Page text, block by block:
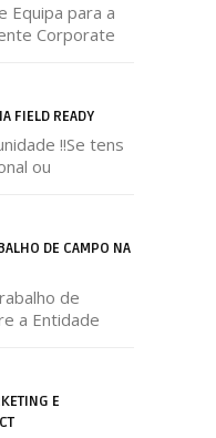
Equipa para a
Corporate
FIELD READY
!!Se tens
ou
DE CAMPO NA
de
a Entidade
E